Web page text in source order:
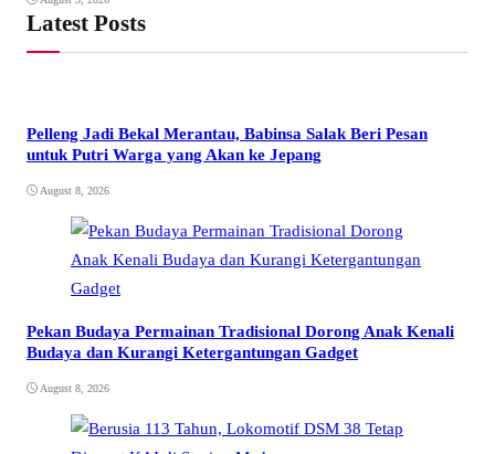
Latest Posts
Pelleng Jadi Bekal Merantau, Babinsa Salak Beri Pesan
untuk Putri Warga yang Akan ke Jepang
August 8, 2026
Pekan Budaya Permainan Tradisional Dorong Anak Kenali
Budaya dan Kurangi Ketergantungan Gadget
August 8, 2026